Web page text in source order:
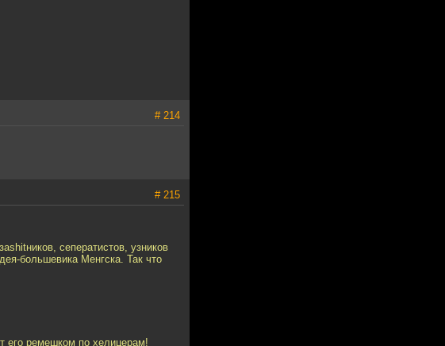
# 214
# 215
сеператистов, узников
большевика Менгска. Так что
его ремешком по хелицерам!